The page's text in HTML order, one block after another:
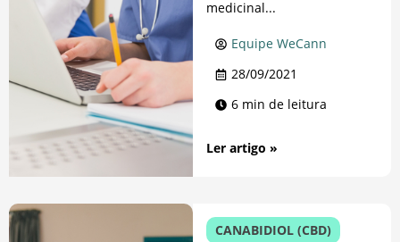
medicinal...
Equipe WeCann
28/09/2021
6 min de leitura
Ler artigo »
CANABIDIOL (CBD)